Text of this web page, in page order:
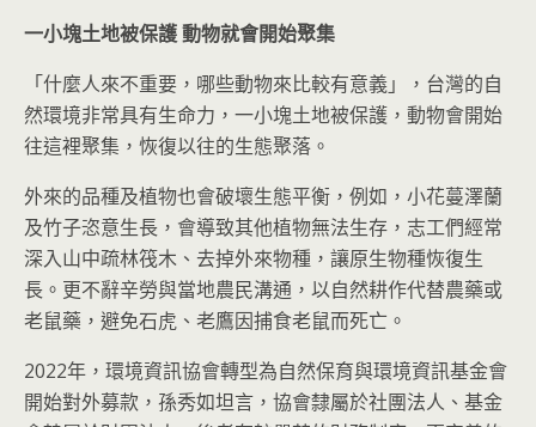
一小塊土地被保護動物就會開始聚集
「什麼人來不重要，哪些動物來比較有意義」，台灣的自
然環境非常具有生命力，一小塊土地被保護，動物會開始
往這裡聚集，恢復以往的生態聚落。
外來的品種及植物也會破壞生態平衡，例如，小花蔓澤蘭
及竹子恣意生長，會導致其他植物無法生存，志工們經常
深入山中疏林筏木、去掉外來物種，讓原生物種恢復生
長。更不辭辛勞與當地農民溝通，以自然耕作代替農藥或
老鼠藥，避免石虎、老鷹因捕食老鼠而死亡。
2022年，環境資訊協會轉型為自然保育與環境資訊基金會
開始對外募款，孫秀如坦言，協會隸屬於社團法人、基金